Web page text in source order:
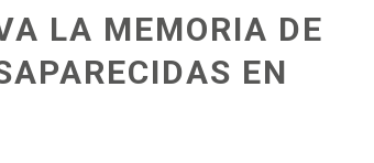
LA MEMORIA DE
EN